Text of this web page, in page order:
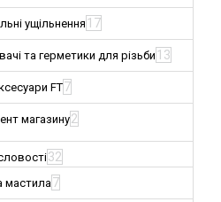
ущільнення 17
та герметики для різьби 13
FT7
магазину2
32
мастила7